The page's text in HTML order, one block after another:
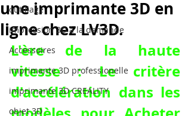
outillage
impression 3D à la demande
Accessoires
imprimante 3D professionelle
imprimante 3D CREALITY
objet 3D
une imprimante 3D en
ligne chez LV3D.
L'ère de la haute
vitesse : Le critère
d'accélération dans les